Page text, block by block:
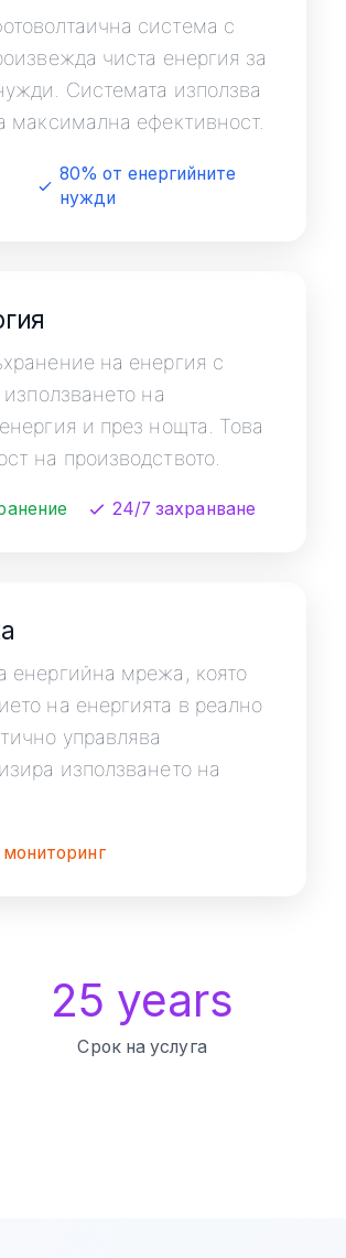
система с
чиста енергия за
Системата използва
максимална ефективност.
80% от енергийните
нужди
на енергия с
на
и през нощта. Това
на производството.
24/7 захранване
енергийна мрежа, която
на енергията в реално
управлява
използването на
25 years
Срок на услуга